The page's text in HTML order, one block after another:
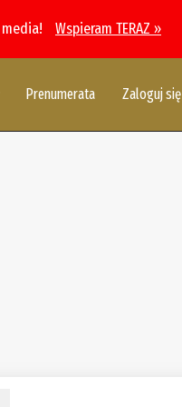
Wspieram TERAZ »
Prenumerata Zaloguj się